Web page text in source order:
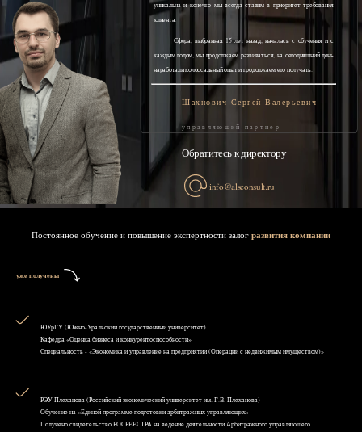
уникальна и конечно мы всегда ставим в приоритет требования
клиента.
Сфера, выбранная 15 лет назад, началась с обучения и с
каждым годом, мы продолжаем развиваться, на сегодняшний день
наработали колоссальный опыт и продолжаем его получать.
Шахнович Сергей Валерьевич
управляющий партнер
Обратитесь к директору
info@alsconsult.ru
Постоянное обучение и повышение экспертности залог развития компании
уже получены
ЮУрГУ (Южно-Уральский государственный университет)
Кафедра «Оценка бизнеса и конкурентоспособности»
Специальность - «Экономика и управление на предприятии (Операции с недвижимым имуществом)»
РЭУ Плеханова (Российский экономический университет им. Г.В. Плеханова)
Обучение на «Единой программе подготовки арбитражных управляющих»
Получено свидетельство РОСРЕЕСТРА на ведение деятельности Арбитражного управляющего